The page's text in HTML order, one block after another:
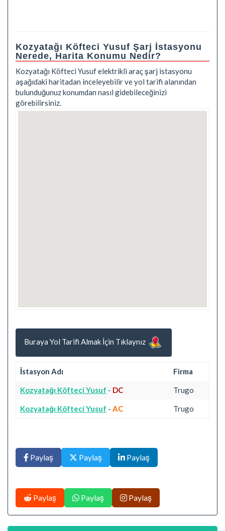
Kozyatağı Köfteci Yusuf Şarj İstasyonu
Nerede, Harita Konumu Nedir?
Kozyatağı Köfteci Yusuf elektrikli araç şarj istasyonu
aşağıdaki haritadan inceleyebilir ve yol tarifi alanından
bulunduğunuz konumdan nasıl gidebileceğinizi
görebilirsiniz.
Buraya Yol Tarifi Almak İçin Tıklaynız
İstasyon Adı Firma
Kozyatağı Köfteci Yusuf - DC Trugo
Kozyatağı Köfteci Yusuf - AC Trugo
Paylaş Paylaş Paylaş
Paylaş Paylaş Paylaş